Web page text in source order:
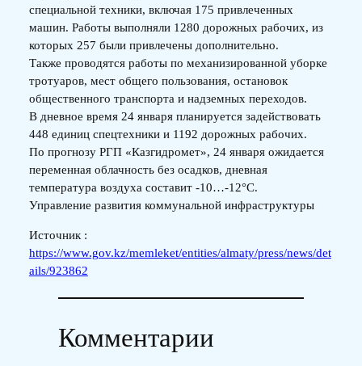
специальной техники, включая 175 привлеченных
машин. Работы выполняли 1280 дорожных рабочих, из
которых 257 были привлечены дополнительно.
Также проводятся работы по механизированной уборке
тротуаров, мест общего пользования, остановок
общественного транспорта и надземных переходов.
В дневное время 24 января планируется задействовать
448 единиц спецтехники и 1192 дорожных рабочих.
По прогнозу РГП «Казгидромет», 24 января ожидается
переменная облачность без осадков, дневная
температура воздуха составит -10…-12°С.
Управление развития коммунальной инфраструктуры
Источник :
https://www.gov.kz/memleket/entities/almaty/press/news/det
ails/923862
Комментарии